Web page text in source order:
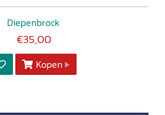
Diepenbrock
€35,00
Kopen